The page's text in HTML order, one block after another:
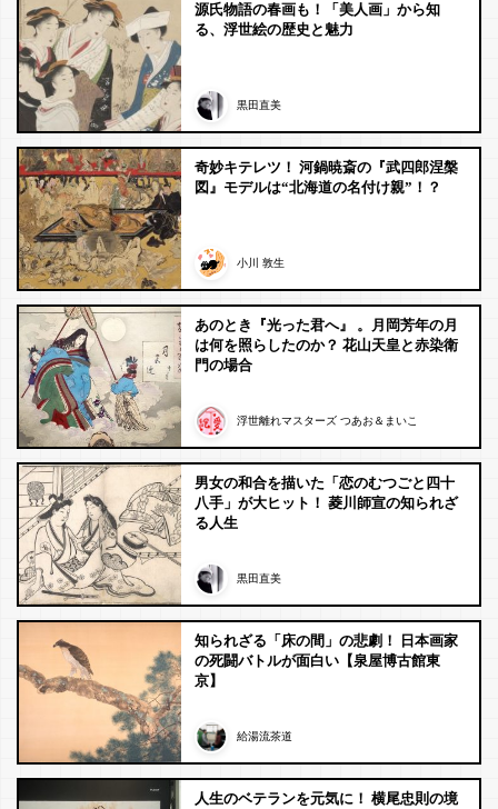
源氏物語の春画も！「美人画」から知
る、浮世絵の歴史と魅力
黒田直美
奇妙キテレツ！ 河鍋暁斎の『武四郎涅槃
図』モデルは“北海道の名付け親”！？
小川 敦生
あのとき『光った君へ』 。月岡芳年の月
は何を照らしたのか？ 花山天皇と赤染衛
門の場合
浮世離れマスターズ つあお＆まいこ
男女の和合を描いた「恋のむつごと四十
八手」が大ヒット！ 菱川師宣の知られざ
る人生
黒田直美
知られざる「床の間」の悲劇！ 日本画家
の死闘バトルが面白い【泉屋博古館東
京】
給湯流茶道
人生のベテランを元気に！ 横尾忠則の境